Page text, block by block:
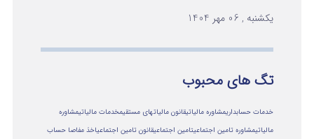
یکشنبه , 06 مهر 1404
تگ های محبوب
خدمات حسابداریمشاوره مالیاتیقانون مالیاتهای مستقیمخدمات مالیاتیمشاوره
مالياتيمشاوره تامین اجتماعیتامین اجتماعیقانون تامین اجتماعیاخذ مفاصا حساب